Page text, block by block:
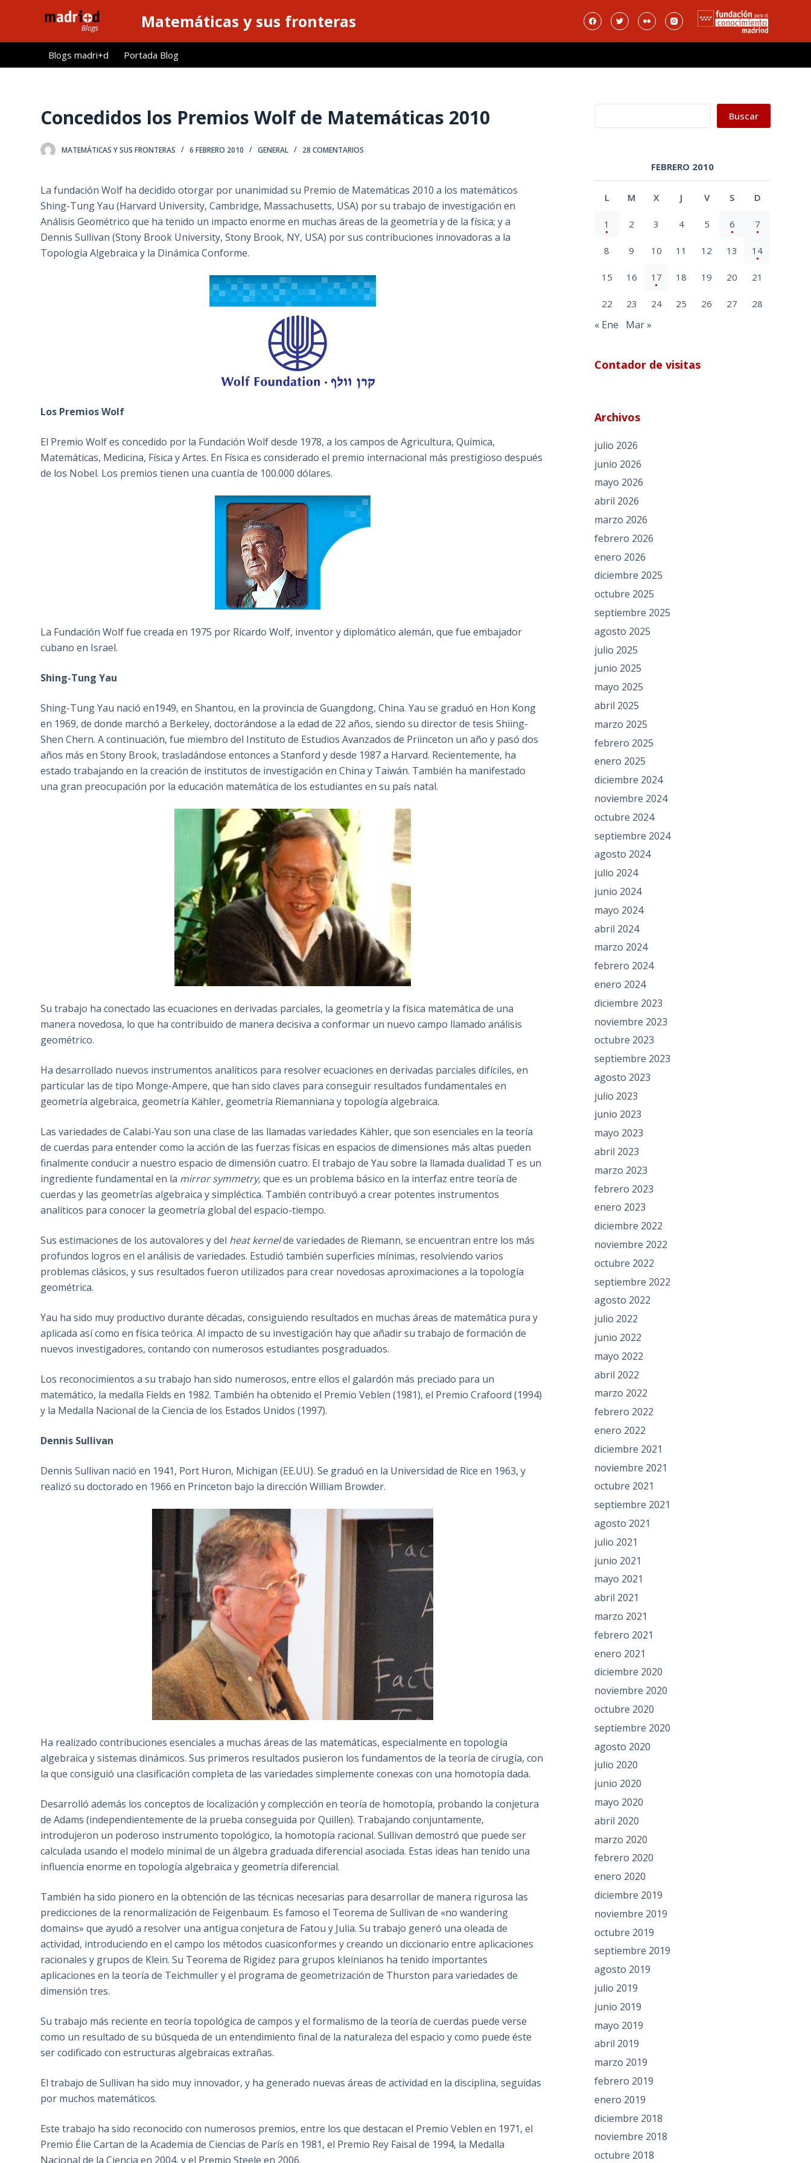
l
Matemáticas y sus fronteras
Blogs madri+d Portada Blog
Concedidos los Premios Wolf de Matemáticas 2010
MATEMÁTICAS Y SUS FRONTERAS 6 FEBRERO 2010 GENERAL 28 COMENTARIOS
La fundación Wolf ha decidido otorgar por unanimidad su Premio de Matemáticas 2010 a los matemáticos
Shing-Tung Yau (Harvard University, Cambridge, Massachusetts, USA) por su trabajo de investigación en
Análisis Geométrico que ha tenido un impacto enorme en muchas áreas de la geometría y de la física; y a
Dennis Sullivan (Stony Brook University, Stony Brook, NY, USA) por sus contribuciones innovadoras a la
Topología Algebraica y la Dinámica Conforme.
Los Premios Wolf
El Premio Wolf es concedido por la Fundación Wolf desde 1978, a los campos de Agricultura, Química,
Matemáticas, Medicina, Física y Artes. En Física es considerado el premio internacional más prestigioso después
de los Nobel. Los premios tienen una cuantía de 100.000 dólares.
La Fundación Wolf fue creada en 1975 por Ricardo Wolf, inventor y diplomático alemán, que fue embajador
cubano en Israel.
Shing-Tung Yau
Shing-Tung Yau nació en1949, en Shantou, en la provincia de Guangdong, China. Yau se graduó en Hon Kong
en 1969, de donde marchó a Berkeley, doctorándose a la edad de 22 años, siendo su director de tesis Shiing-
Shen Chern. A continuación, fue miembro del Instituto de Estudios Avanzados de Priinceton un año y pasó dos
años más en Stony Brook, trasladándose entonces a Stanford y desde 1987 a Harvard. Recientemente, ha
estado trabajando en la creación de institutos de investigación en China y Taiwán. También ha manifestado
una gran preocupación por la educación matemática de los estudiantes en su país natal.
Su trabajo ha conectado las ecuaciones en derivadas parciales, la geometría y la física matemática de una
manera novedosa, lo que ha contribuido de manera decisiva a conformar un nuevo campo llamado análisis
geométrico.
Ha desarrollado nuevos instrumentos analíticos para resolver ecuaciones en derivadas parciales difíciles, en
particular las de tipo Monge-Ampere, que han sido claves para conseguir resultados fundamentales en
geometría algebraica, geometría Kähler, geometría Riemanniana y topología algebraica.
Las variedades de Calabi-Yau son una clase de las llamadas variedades Kähler, que son esenciales en la teoría
de cuerdas para entender como la acción de las fuerzas físicas en espacios de dimensiones más altas pueden
finalmente conducir a nuestro espacio de dimensión cuatro. El trabajo de Yau sobre la llamada dualidad T es un
ingrediente fundamental en la mirror symmetry,que es un problema básico en la interfaz entre teoría de
cuerdas y las geometrías algebraica y simpléctica. También contribuyó a crear potentes instrumentos
analíticos para conocer la geometría global del espacio-tiempo.
Sus estimaciones de los autovalores y del heat kernelde variedades de Riemann, se encuentran entre los más
profundos logros en el análisis de variedades. Estudió también superficies mínimas, resolviendo varios
problemas clásicos, y sus resultados fueron utilizados para crear novedosas aproximaciones a la topología
geométrica.
Yau ha sido muy productivo durante décadas, consiguiendo resultados en muchas áreas de matemática pura y
aplicada así como en física teórica. Al impacto de su investigación hay que añadir su trabajo de formación de
nuevos investigadores, contando con numerosos estudiantes posgraduados.
Los reconocimientos a su trabajo han sido numerosos, entre ellos el galardón más preciado para un
matemático, la medalla Fields en 1982. También ha obtenido el Premio Veblen (1981), el Premio Crafoord (1994)
y la Medalla Nacional de la Ciencia de los Estados Unidos (1997).
Dennis Sullivan
Dennis Sullivan nació en 1941, Port Huron, Michigan (EE.UU). Se graduó en la Universidad de Rice en 1963, y
realizó su doctorado en 1966 en Princeton bajo la dirección William Browder.
Ha realizado contribuciones esenciales a muchas áreas de las matemáticas, especialmente en topología
algebraica y sistemas dinámicos. Sus primeros resultados pusieron los fundamentos de la teoría de cirugía, con
la que consiguió una clasificación completa de las variedades simplemente conexas con una homotopía dada.
Desarrolló además los conceptos de localización y complección en teoría de homotopía, probando la conjetura
de Adams (independientemente de la prueba conseguida por Quillen). Trabajando conjuntamente,
introdujeron un poderoso instrumento topológico, la homotopía racional. Sullivan demostró que puede ser
calculada usando el modelo minimal de un álgebra graduada diferencial asociada. Estas ideas han tenido una
influencia enorme en topología algebraica y geometría diferencial.
También ha sido pionero en la obtención de las técnicas necesarias para desarrollar de manera rigurosa las
predicciones de la renormalización de Feigenbaum. Es famoso el Teorema de Sullivan de «no wandering
domains» que ayudó a resolver una antigua conjetura de Fatou y Julia. Su trabajo generó una oleada de
actividad, introduciendo en el campo los métodos cuasiconformes y creando un diccionario entre aplicaciones
racionales y grupos de Klein. Su Teorema de Rigidez para grupos kleinianos ha tenido importantes
aplicaciones en la teoría de Teichmuller y el programa de geometrización de Thurston para variedades de
dimensión tres.
Su trabajo más reciente en teoría topológica de campos y el formalismo de la teoría de cuerdas puede verse
como un resultado de su búsqueda de un entendimiento final de la naturaleza del espacio y como puede éste
ser codificado con estructuras algebraicas extrañas.
El trabajo de Sullivan ha sido muy innovador, y ha generado nuevas áreas de actividad en la disciplina, seguidas
por muchos matemáticos.
Este trabajo ha sido reconocido con numerosos premios, entre los que destacan el Premio Veblen en 1971, el
Premio Élie Cartan de la Academia de Ciencias de París en 1981, el Premio Rey Faisal de 1994, la Medalla
Nacional de la Ciencia en 2004, y el Premio Steele en 2006.
Buscar
FEBRERO 2010
L M X J V S D
1 2 3 4 5 6 7
8 9 10 11 12 13 14
15 16 17 18 19 20 21
22 23 24 25 26 27 28
« Ene Mar »
Contador de visitas
Archivos
julio 2026
junio 2026
mayo 2026
abril 2026
marzo 2026
febrero 2026
enero 2026
diciembre 2025
octubre 2025
septiembre 2025
agosto 2025
julio 2025
junio 2025
mayo 2025
abril 2025
marzo 2025
febrero 2025
enero 2025
diciembre 2024
noviembre 2024
octubre 2024
septiembre 2024
agosto 2024
julio 2024
junio 2024
mayo 2024
abril 2024
marzo 2024
febrero 2024
enero 2024
diciembre 2023
noviembre 2023
octubre 2023
septiembre 2023
agosto 2023
julio 2023
junio 2023
mayo 2023
abril 2023
marzo 2023
febrero 2023
enero 2023
diciembre 2022
noviembre 2022
octubre 2022
septiembre 2022
agosto 2022
julio 2022
junio 2022
mayo 2022
abril 2022
marzo 2022
febrero 2022
enero 2022
diciembre 2021
noviembre 2021
octubre 2021
septiembre 2021
agosto 2021
julio 2021
junio 2021
mayo 2021
abril 2021
marzo 2021
febrero 2021
enero 2021
diciembre 2020
noviembre 2020
octubre 2020
septiembre 2020
agosto 2020
julio 2020
junio 2020
mayo 2020
abril 2020
marzo 2020
febrero 2020
enero 2020
diciembre 2019
noviembre 2019
octubre 2019
septiembre 2019
agosto 2019
julio 2019
junio 2019
mayo 2019
abril 2019
marzo 2019
febrero 2019
enero 2019
diciembre 2018
noviembre 2018
octubre 2018